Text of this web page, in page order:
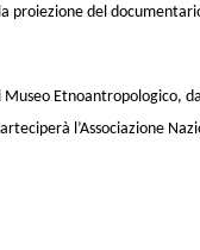
proiezione del
Etnoantropologico,
l’Associazione